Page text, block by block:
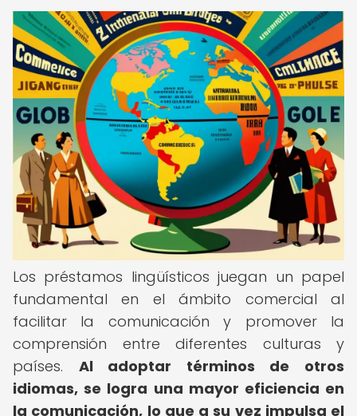
Los préstamos lingüísticos juegan un papel
fundamental en el ámbito comercial al
facilitar la comunicación y promover la
comprensión entre diferentes culturas y
países. Al adoptar términos de otros
idiomas, se logra una mayor eficiencia en
la comunicación, lo que a su vez impulsa el